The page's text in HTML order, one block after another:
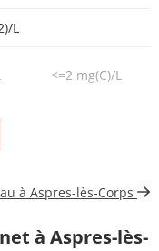
L
<=2 mg(C)/L
à Aspres-lès-Corps
à Aspres-lès-